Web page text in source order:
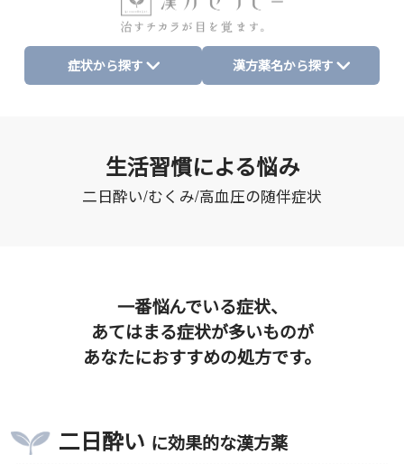
症状から探す 漢方薬名から探す
生活習慣による悩み
二日酔い/むくみ/高血圧の随伴症状
一番悩んでいる症状、
あてはまる症状が多いものが
あなたにおすすめの処方です。
二日酔い に効果的な漢方薬